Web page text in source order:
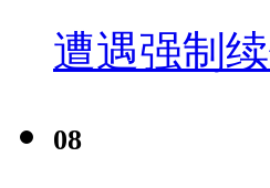
遭遇强制
08